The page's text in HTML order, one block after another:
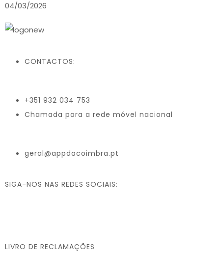
04/03/2026
CONTACTOS:
+351 932 034 753
Chamada para a rede móvel nacional
geral@appdacoimbra.pt
SIGA-NOS NAS REDES SOCIAIS:
LIVRO DE RECLAMAÇÕES